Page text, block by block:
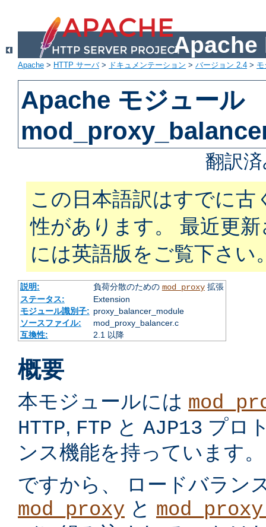
Apache
Apache > HTTP サーバ> ドキュメンテーション > バージョン 2.4 >
Apache モジュール
翻訳
この日本語訳はすでに古
性があります。 最近更
には英語版をご覧下さい
説明: 負荷分散のための mod_proxy拡張
ステータス:
Extension
モジュール識別子: proxy_balancer_module
ソースファイル:
mod_proxy_balancer.c
互換性:
2.1 以降
概要
本モジュールには
HTTP, FTP と AJP13 プロ
ンス機能を持っています。
ですから、 ロードバラン
mod_proxy と